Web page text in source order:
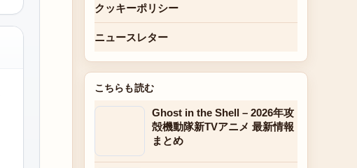
クッキーポリシー
ニュースレター
こちらも読む
Ghost in the Shell – 2026年攻
殻機動隊新TVアニメ 最新情報
まとめ